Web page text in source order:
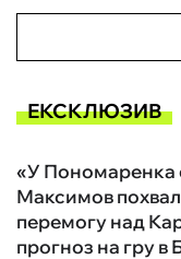
ЕКСКЛЮЗИВ
«У Пономаренка
Максимов
перемогу над
прогноз на гру в